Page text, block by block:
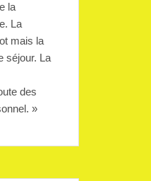
la
La
mais la
séjour. La
des
»